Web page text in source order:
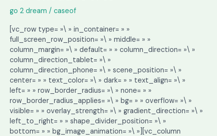
go 2 dream / caseof
[vc_row type= »\ » in_container= » »
full_screen_row_position= »\ » middle= » »
column_margin= »\ » default= » » column_direction= »\ »
column_direction_tablet= »\ »
column_direction_phone= »\ » scene_position= »\ »
center= » » text_color= »\ » dark= » » text_align= »\ »
left= » » row_border_radius= »\ » none= » »
row_border_radius_applies= »\ » bg= » » overflow= »\ »
visible= » » overlay_strength= »\ » gradient_direction= »\ »
left_to_right= » » shape_divider_position= »\ »
bottom= » » bg_image_animation= »\ »][vc_column